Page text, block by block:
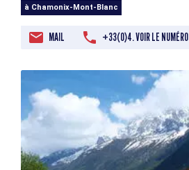
à Chamonix-Mont-Blanc
MAIL +33(0)4. VOIR LE NUMÉRO